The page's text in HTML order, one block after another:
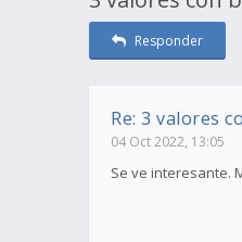
Responder
Re: 3 valores
04 Oct 2022, 13:05
Se ve interesante.